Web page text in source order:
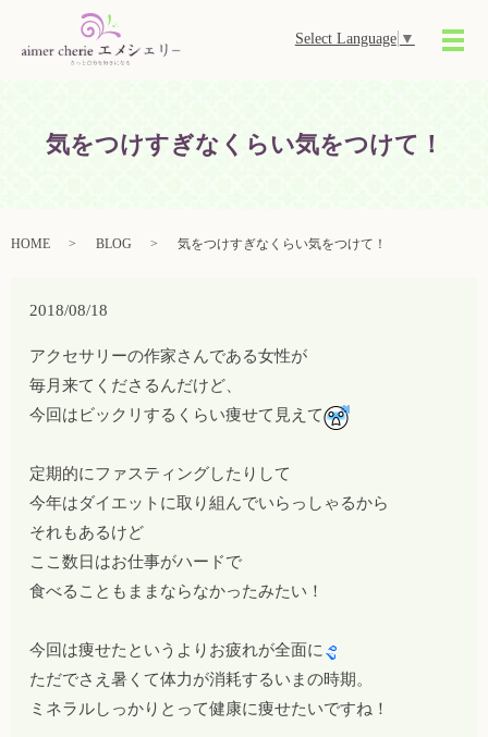
Select Language ▼
メ
気をつけすぎなくらい気をつけて！
HOME BLOG 気をつけすぎなくらい気をつけて！
2018/08/18
アクセサリーの作家さんである女性が
毎月来てくださるんだけど、
今回はビックリするくらい痩せて見えて
定期的にファスティングしたりして
今年はダイエットに取り組んでいらっしゃるから
それもあるけど
ここ数日はお仕事がハードで
食べることもままならなかったみたい！
今回は痩せたというよりお疲れが全面に
ただでさえ暑くて体力が消耗するいまの時期。
ミネラルしっかりとって健康に痩せたいですね！